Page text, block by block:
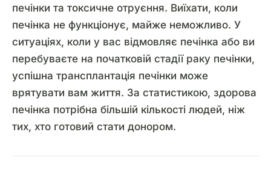
печінки та токсичне отруєння. Виїхати, коли
печінка не функціонує, майже неможливо. У
ситуаціях, коли у вас відмовляє печінка або ви
перебуваєте на початковій стадії раку печінки,
успішна трансплантація печінки може
врятувати вам життя. За статистикою, здорова
печінка потрібна більшій кількості людей, ніж
тих, хто готовий стати донором.